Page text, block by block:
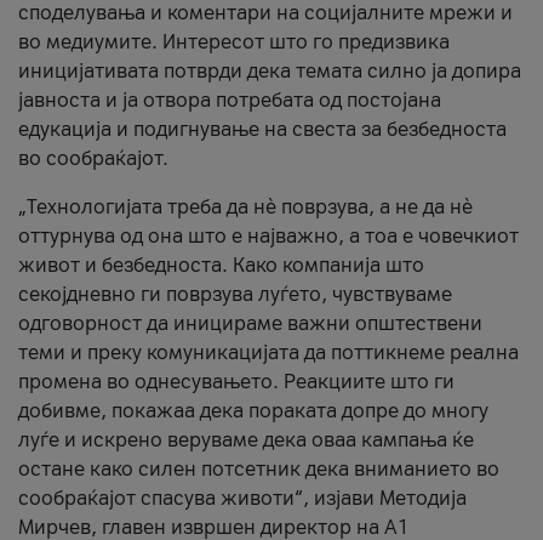
споделувања и коментари на социјалните мрежи и
во медиумите. Интересот што го предизвика
иницијативата потврди дека темата силно ја допира
јавноста и ја отвора потребата од постојана
едукација и подигнување на свеста за безбедноста
во сообраќајот.
„Технологијата треба да нè поврзува, а не да нè
оттурнува од она што е најважно, а тоа е човечкиот
живот и безбедноста. Како компанија што
секојдневно ги поврзува луѓето, чувствуваме
одговорност да иницираме важни општествени
теми и преку комуникацијата да поттикнеме реална
промена во однесувањето. Реакциите што ги
добивме, покажаа дека пораката допре до многу
луѓе и искрено веруваме дека оваа кампања ќе
остане како силен потсетник дека вниманието во
сообраќајот спасува животи“, изјави Методија
Мирчев, главен извршен директор на А1